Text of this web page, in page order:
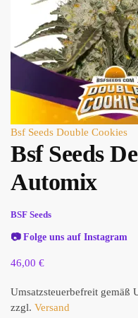
Bsf Seeds Double Cookies
Bsf Seeds
Automix
BSF Seeds
📷Folge uns auf Instagram
46,00 €
Umsatzsteuerbefreit gemäß
zzgl. Versand